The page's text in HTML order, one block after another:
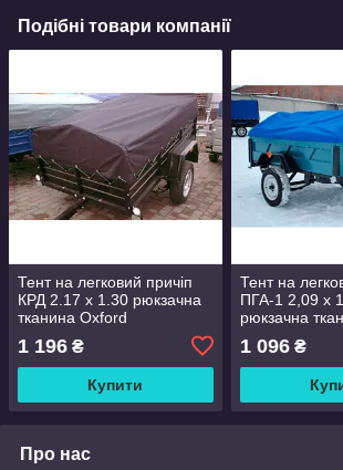
Подібні товари компанії
Тент на легковий причіп
КРД 2.17 х 1.30 рюкзачна
тканина Oxford
1 196 ₴
Купити
Тент на
ПГА-1 2,09 х
рюкзачна
1 096₴
Про нас